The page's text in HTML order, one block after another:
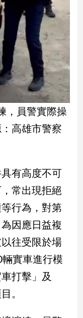
，員警實際操
高雄市警察
有高度不可
常出現拒絕
行為，對第
因應日益複
往受限於場
實車進行模
打擊」及
。